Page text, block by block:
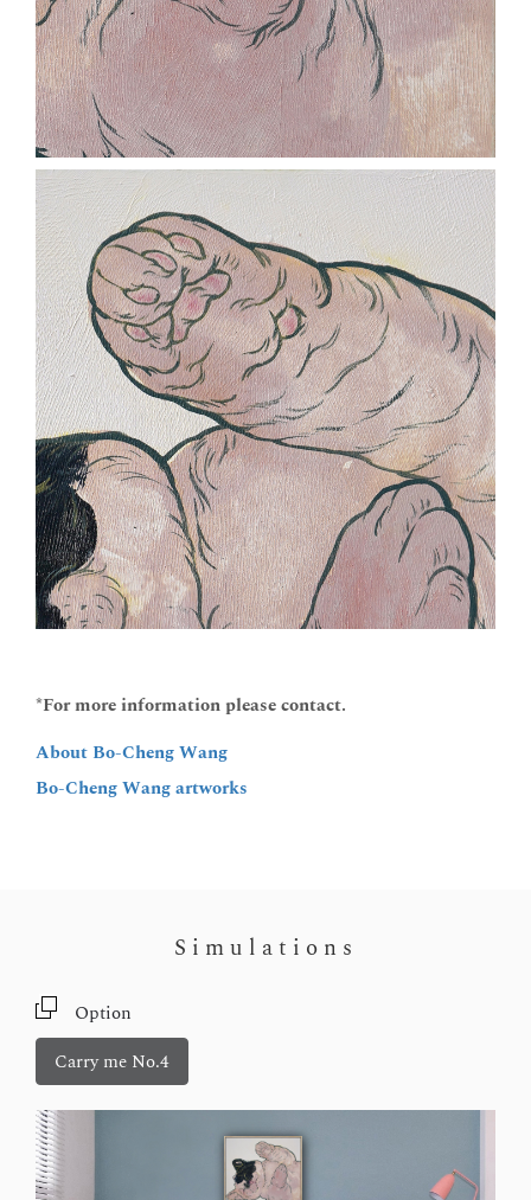
*For more information please contact.
About Bo-Cheng Wang
Bo-Cheng Wang artworks
Simulations
Option
Carry me No.4